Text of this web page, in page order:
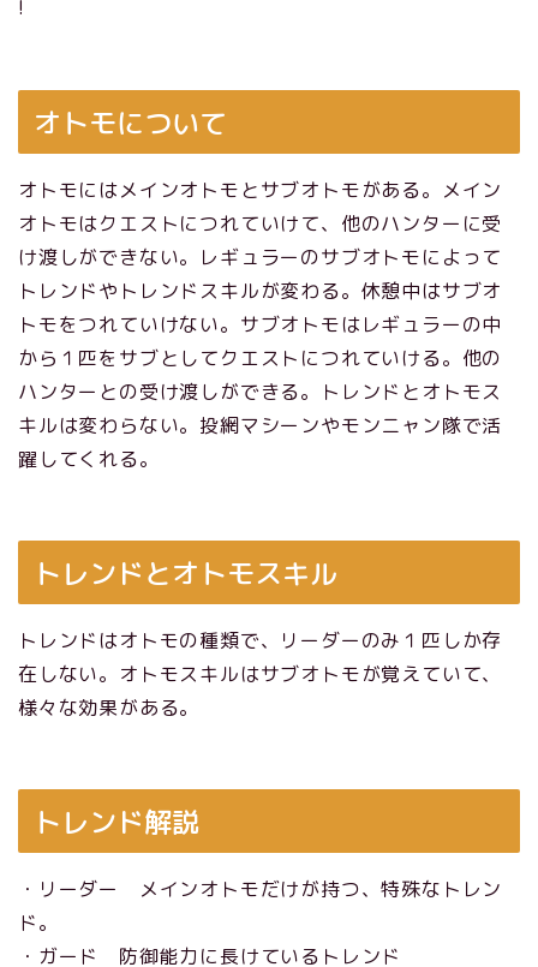
!
オトモについて
オトモにはメインオトモとサブオトモがある。メイン
オトモはクエストにつれていけて、他のハンターに受
け渡しができない。レギュラーのサブオトモによって
トレンドやトレンドスキルが変わる。休憩中はサブオ
トモをつれていけない。サブオトモはレギュラーの中
から１匹をサブとしてクエストにつれていける。他の
ハンターとの受け渡しができる。トレンドとオトモス
キルは変わらない。投網マシーンやモンニャン隊で活
躍してくれる。
トレンドとオトモスキル
トレンドはオトモの種類で、リーダーのみ１匹しか存
在しない。オトモスキルはサブオトモが覚えていて、
様々な効果がある。
トレンド解説
・リーダー メインオトモだけが持つ、特殊なトレン
ド。
・ガード 防御能力に長けているトレンド